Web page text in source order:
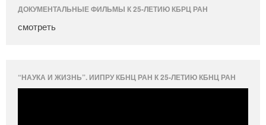
ДОКУМЕНТАЛЬНЫЕ ФИЛЬМЫ К 25-ЛЕТИЮ КБРЦ РАН
смотреть
“НАУКА И ЖИЗНЬ”. ИИПРУ КБНЦ РАН К 25-ЛЕТИЮ КБНЦ РАН